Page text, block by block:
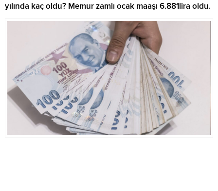
yılında kaç oldu? Memur zamlı ocak maaşı 6.881lira oldu.